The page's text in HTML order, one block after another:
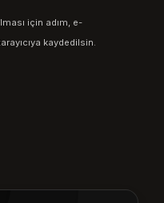
için adım, e-
kaydedilsin.